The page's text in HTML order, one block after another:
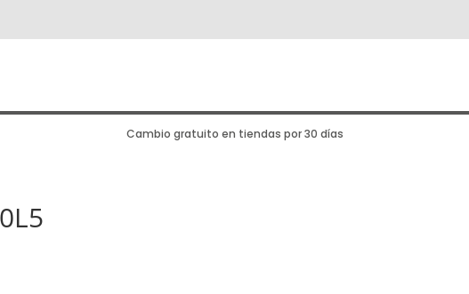
Cambio gratuito en tiendas por 30 días